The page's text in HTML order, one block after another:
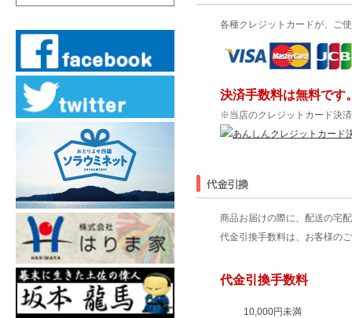
各種クレジットカードが、ご
決済手数料は無料です
※当店のクレジットカード決
商品お届けの際に、配送の宅
代金引換手数料は、お客様の
代金引換手数料
10,000円未満